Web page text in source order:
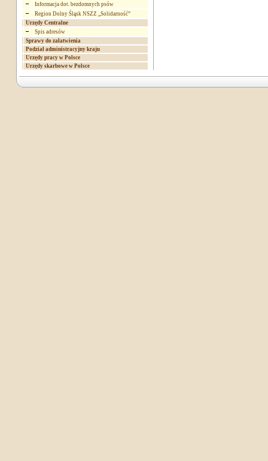
Informacja dot. bezdomnych psów
Region Dolny Śląsk NSZZ „Solidarność”
Urzędy Centralne
Spis adresów
Sprawy do załatwienia
Podział administracyjny kraju
Urzędy pracy w Polsce
Urzędy skarbowe w Polsce